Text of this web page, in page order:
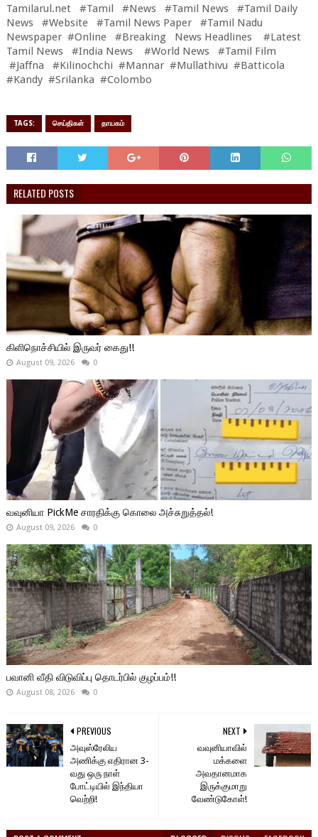
Tamilarul.net #Tamil #News #Tamil News #Tamil Daily
News #Website #Tamil News Paper #Tamil Nadu
Newspaper #Online #Breaking News Headlines #Latest
Tamil News #India News #World News #Tamil Film
#Jaffna #Kilinochchi #Mannar #Mullathivu #Batticola
#Kandy #Srilanka #Colombo
TAGS: செய்திகள் தாயகம்
RELATED POSTS
கிளிநொச்சியில் இருவர் கைது!!
August 09, 2026 0
வவுனியா PickMe சாரதிக்கு கொலை அச்சுறுத்தல்!
August 09, 2026 0
பவானி வீதி விடுவிப்பு தொடர்பில் குழப்பம்!!
August 08, 2026 0
NEXT
வவுனியாவில்
மக்களை
அவதானமாக
இருக்குமாறு
வேண்டுகோள்!
PREVIOUS
அவுஸ்ரேலிய
அணிக்கு எதிரான 3-
வது ஒரு நாள்
போட்டியில் இந்தியா
வெற்றி!